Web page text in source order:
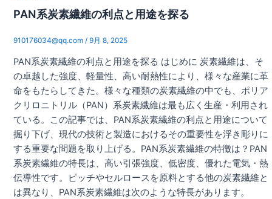
PAN系炭素繊維の利点と用途を探る
910176034@qq.com / 9月 8, 2025
PAN系炭素繊維の利点と用途を探る はじめに 炭素繊維は、そ
の卓越した強度、軽量性、高い耐熱性により、様々な産業に革
命をもたらしてきた。様々な種類の炭素繊維の中でも、ポリア
クリロニトリル（PAN）系炭素繊維は最も広く生産・利用され
ている。この記事では、PAN系炭素繊維の利点と用途について
掘り下げ、現代の技術と製造におけるその重要性を浮き彫りに
する重要な問題を取り上げる。PAN系炭素繊維の特徴は？PAN
系炭素繊維の特長は、高い引張強度、低密度、優れた電気・熱
伝導性です。ピッチやセルロースを原料とする他の炭素繊維と
は異なり、PAN系炭素繊維は次のような特長があります。